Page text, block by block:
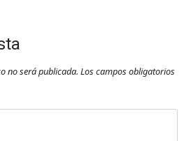
no será publicada. Los campos obligatorios